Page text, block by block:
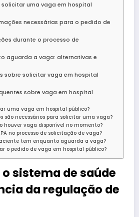
uma vaga em hospital
necessárias para o pedido de
durante o processo de
aguarda a vaga: alternativas e
sobre solicitar vaga em hospital
sobre vaga em hospital
uma vaga em hospital público?
são necessários para solicitar uma vaga?
houver vaga disponível no momento?
no processo de solicitação de vaga?
tem enquanto aguarda a vaga?
o pedido de vaga em hospital público?
sistema de saúde
da regulação de